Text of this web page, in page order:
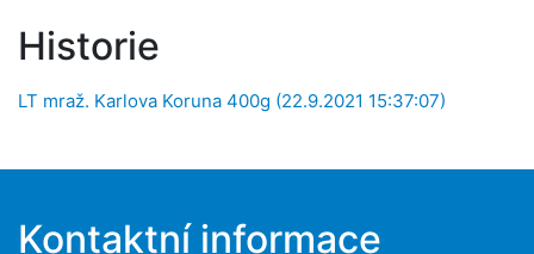
Historie
LT mraž. Karlova Koruna 400g (22.9.2021 15:37:07)
Kontaktní informace